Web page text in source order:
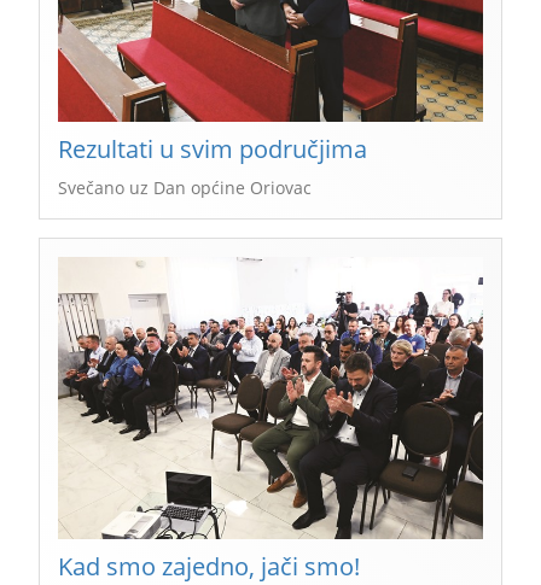
Rezultati u svim područjima
Svečano uz Dan općine Oriovac
Kad smo zajedno, jači smo!